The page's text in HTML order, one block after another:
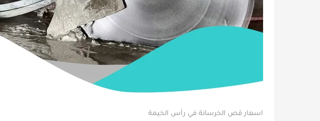
اسعار قص الخرسانة في رأس الخيمة